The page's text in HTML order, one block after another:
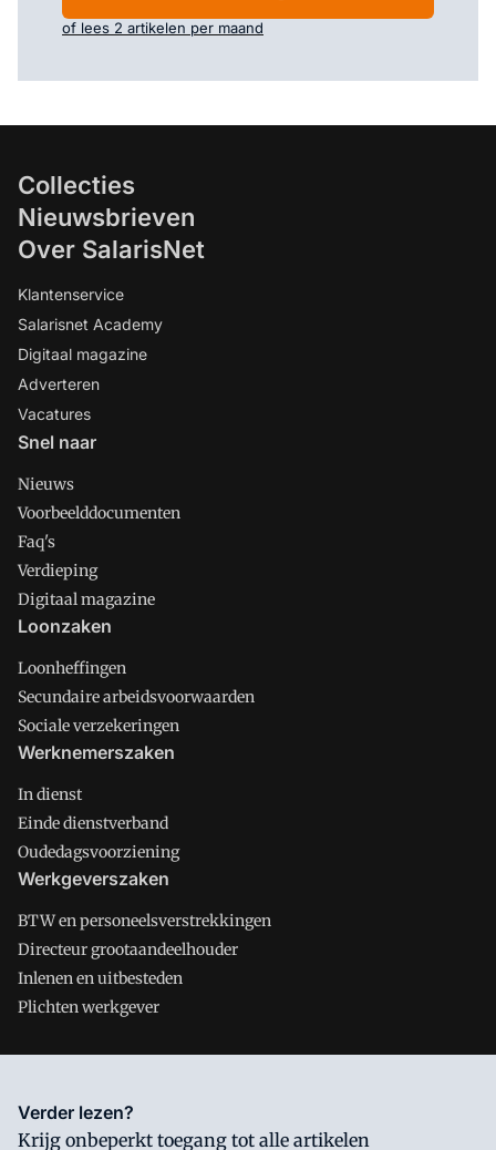
of lees 2 artikelen per maand
Collecties
Nieuwsbrieven
Over SalarisNet
Klantenservice
Salarisnet Academy
Digitaal magazine
Adverteren
Vacatures
Snel naar
Nieuws
Voorbeelddocumenten
Faq's
Verdieping
Digitaal magazine
Loonzaken
Loonheffingen
Secundaire arbeidsvoorwaarden
Sociale verzekeringen
Werknemerszaken
In dienst
Einde dienstverband
Oudedagsvoorziening
Werkgeverszaken
BTW en personeelsverstrekkingen
Directeur grootaandeelhouder
Inlenen en uitbesteden
Plichten werkgever
Salarisnet is onderdeel van VMN media. Lees in
waar VMN media voor staat. Op gebruik van deze site zijn de
Verder lezen?
Krijg onbeperkt toegang tot alle artikelen